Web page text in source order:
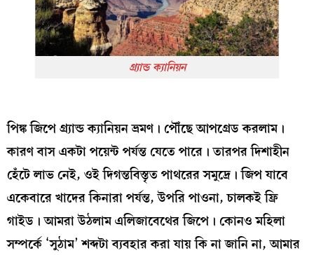
গ্র্যান্ড ক্যানিয়ন
পিঙ্ক জিপে গ্র্যান্ড ক্যানিয়ন ভ্রমণ। পৌঁছে আপগ্রেড করলাম।
কারণ বাস একটা পয়েন্ট পর্যন্ত যেতে পারে। তারপর দিশাহীন
হেঁটে লাভ নেই, ওই দিগন্তবিস্তৃত পাথরের সমুদ্রে। জিপ যাবে
একেবারে খাদের কিনারা পর্যন্ত, উপরি পাওনা, চালকই ফ্রি
গাইড। আমরা উঠলাম এলিজাবেথের জিপে। কোনও মহিলা
সম্পর্কে ‘সুঠাম’ শব্দটা ব্যবহার করা যায় কি না জানি না, আমার